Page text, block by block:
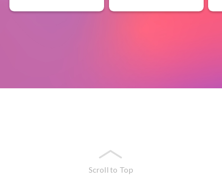
Scroll to Top